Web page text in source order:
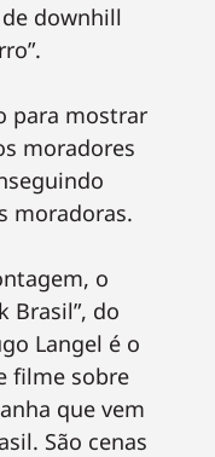
downhill
para mostrar
moradores
moradoras.
o
Brasil”, do
Langel é o
filme sobre
que vem
São cenas